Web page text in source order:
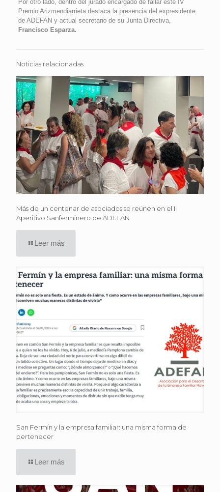
Por otro lado, dentro del jurado encargado de fallar este IV
Premio Arizmendiarrieta destaca la presencia del expresidente
de ADEFAN y actual secretario de su Junta Directiva,
Francisco Esparza.
Noticias relacionadas
Más de un centenar de asociados se reúnen en el II
Aperitivo Sanferminero de ADEFAN
Leer más
San Fermín y la empresa familiar: una misma forma de
pertenecer
Leer más